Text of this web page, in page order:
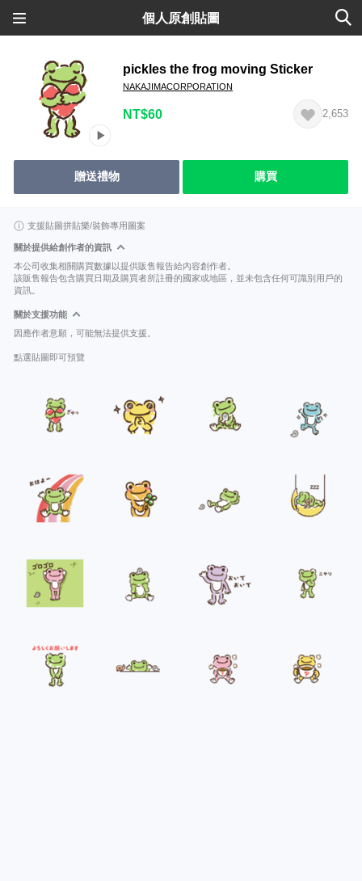
個人原創貼圖
pickles the frog moving Sticker
NAKAJIMACORPORATION
NT$60 2,653
贈送禮物 購買
支援貼圖拼貼樂/裝飾專用圖案
關於提供給創作者的資訊
本公司收集相關購買數據以提供販售報告給內容創作者。
該販售報告包含購買日期及購買者所註冊的國家或地區，並未包含任何可識別用戶的
資訊。
關於支援功能
因應作者意願，可能無法提供支援。
點選貼圖即可預覽